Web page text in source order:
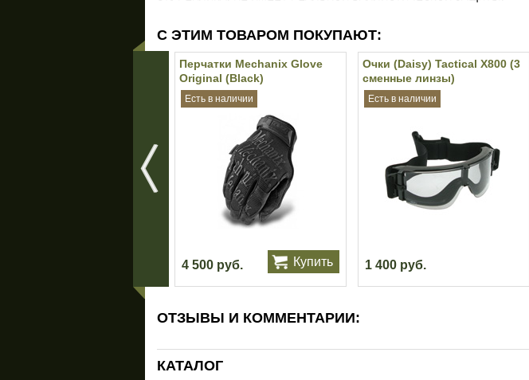
С ЭТИМ ТОВАРОМ ПОКУПАЮТ:
Перчатки Mechanix Glove
Original (Black)
Есть в наличии
4 500 руб. Купить
Очки (Daisy) Tactical X800 (3
сменные линзы)
Есть в наличии
1 400 руб.
ОТЗЫВЫ И КОММЕНТАРИИ:
КАТАЛОГ